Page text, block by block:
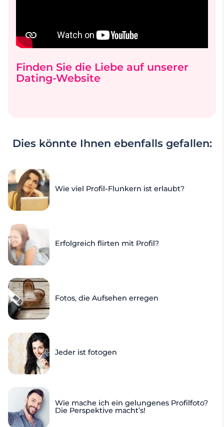
Finden Sie die Liebe auf unserer
Dating-Website
Dies könnte Ihnen ebenfalls gefallen:
Wie viel Profil-Flunkern ist erlaubt?
Erfolgreich flirten mit Profil?
Fotos, die Aufsehen erregen
Jeder ist fotogen
Wie mache ich ein gelungenes Profilfoto?
Die Perspektive macht’s!